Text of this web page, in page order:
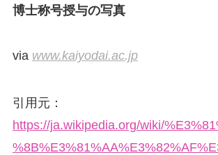
博士称号授与の写真
via www.kaiyodai.ac.jp
引用元：
https://ja.wikipedia.org/wiki/